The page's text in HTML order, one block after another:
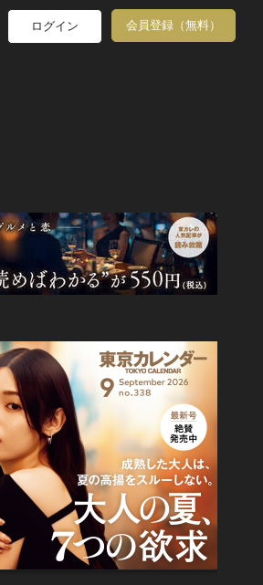
ログイン 会員登録（無料）